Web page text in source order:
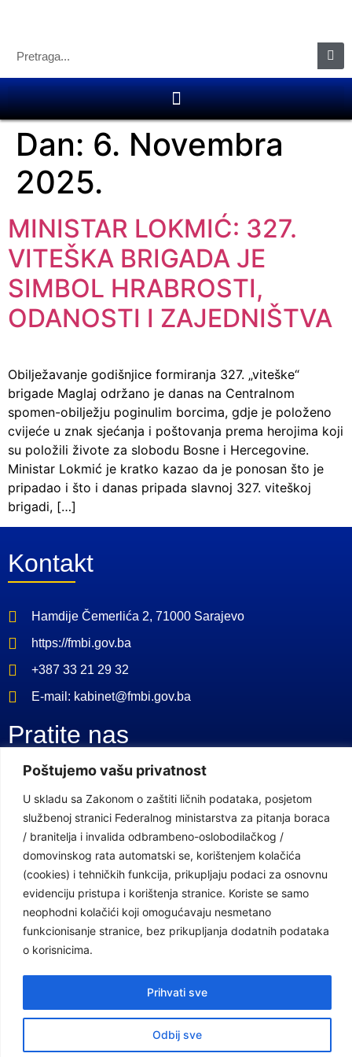
Poštujemo vašu privatnost
U skladu sa Zakonom o zaštiti ličnih podataka, posjetom
službenoj stranici Federalnog ministarstva za pitanja boraca
/ branitelja i invalida odbrambeno-oslobodilačkog /
domovinskog rata automatski se, korištenjem kolačića
(cookies) i tehničkih funkcija, prikupljaju podaci za osnovnu
evidenciju pristupa i korištenja stranice. Koriste se samo
neophodni kolačići koji omogućavaju nesmetano
funkcionisanje stranice, bez prikupljanja dodatnih podataka
o korisnicima.
Odbij sve
Prihvati sve
Dan: 6. Novembra
2025.
MINISTAR LOKMIĆ: 327.
VITEŠKA BRIGADA JE
SIMBOL HRABROSTI,
ODANOSTI I ZAJEDNIŠTVA
Obilježavanje godišnjice formiranja 327. „viteške“
brigade Maglaj održano je danas na Centralnom
spomen-obilježju poginulim borcima, gdje je položeno
cvijeće u znak sjećanja i poštovanja prema herojima koji
su položili živote za slobodu Bosne i Hercegovine.
Ministar Lokmić je kratko kazao da je ponosan što je
pripadao i što i danas pripada slavnoj 327. viteškoj
brigadi, […]
Kontakt
Hamdije Čemerlića 2, 71000 Sarajevo
https://fmbi.gov.ba
+387 33 21 29 32
E-mail: kabinet@fmbi.gov.ba
Pratite nas
Youtube Kanal
Linkovi
Vlada Federacije Bosne i Hercegovine
Federalno ministarstvo finansija
Federalni zavod za penzijsko i invalidsko osiguranje
Federalno ministarstvo rada i socijalne politike
Federalno ministarstvo za pitanja boraca /branitelja i invalida
odbrambeno-oslobodilačkog / domovinskog rata